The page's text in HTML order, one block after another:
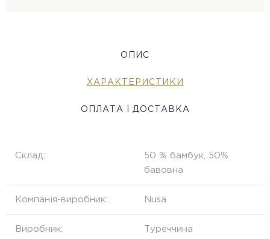
ОПИС
ХАРАКТЕРИСТИКИ
ОПЛАТА І ДОСТАВКА
Склад:
50 % бамбук, 50%
бавовна
Компанія-виробник: Nusa
Виробник: Туреччина